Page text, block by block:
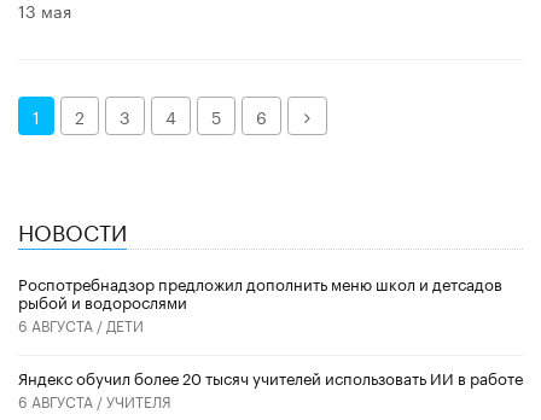
13 мая
1 2 3 4 5 6 Далее
НОВОСТИ
Роспотребнадзор предложил дополнить меню школ и детсадов
рыбой и водорослями
6 АВГУСТА / ДЕТИ
​Яндекс обучил более 20 тысяч учителей использовать ИИ в работе
6 АВГУСТА /УЧИТЕЛЯ